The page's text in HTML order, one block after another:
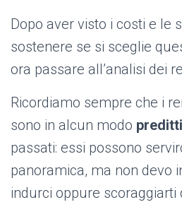
Dopo aver visto i costi e le
sostenere se si sceglie
ora passare all’analisi dei
Ricordiamo sempre che i
sono in alcun modo
passati: essi possono
panoramica, ma non devo
indurci oppure scoraggiarti